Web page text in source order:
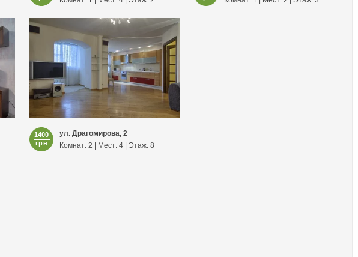
1400
грн
ул. Драгомирова, 2
Комнат: 2 | Мест: 4 | Этаж: 8